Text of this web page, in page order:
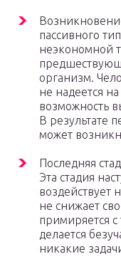
пассивного
неэкономной
организм.
не надеется
возможность
В результате
может
Последняя
Эта стадия
воздействует
не снижает
примиряется с
делается
никакие